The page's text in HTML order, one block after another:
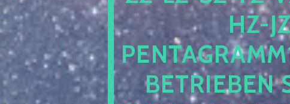
-JZ-
TRIEBEN